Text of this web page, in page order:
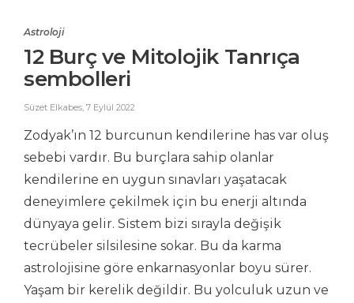
Astroloji
12 Burç ve Mitolojik Tanrıça
sembolleri
Süzet Elkabes 7 Eylül 2022
Zodyak’ın 12 burcunun kendilerine has var oluş
sebebi vardır. Bu burçlara sahip olanlar
kendilerine en uygun sınavları yaşatacak
deneyimlere çekilmek için bu enerji altında
dünyaya gelir. Sistem bizi sırayla değişik
tecrübeler silsilesine sokar. Bu da karma
astrolojisine göre enkarnasyonlar boyu sürer.
Yaşam bir kerelik değildir. Bu yolculuk uzun ve